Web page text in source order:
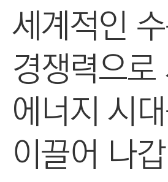
&
C
O
N
S
T
R
C
T
세계적인
경쟁력으
에너지 시
이끌어 나